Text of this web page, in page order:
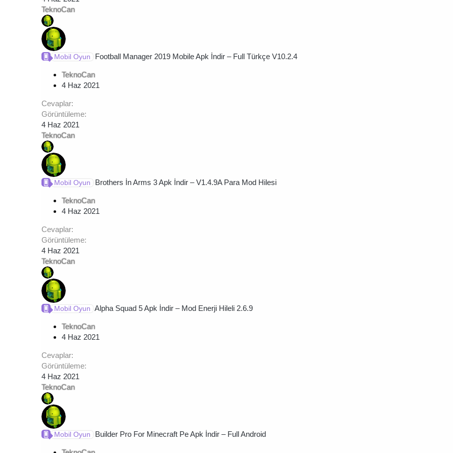
TeknoCan
Mobil Oyun Football Manager 2019 Mobile Apk İndir – Full Türkçe V10.2.4
TeknoCan
4 Haz 2021
Cevaplar
Görüntüleme
4 Haz 2021
TeknoCan
Mobil Oyun Brothers İn Arms 3 Apk İndir – V1.4.9A Para Mod Hilesi
TeknoCan
4 Haz 2021
Cevaplar
Görüntüleme
4 Haz 2021
TeknoCan
Mobil Oyun Alpha Squad 5 Apk İndir – Mod Enerji Hileli 2.6.9
TeknoCan
4 Haz 2021
Cevaplar
Görüntüleme
4 Haz 2021
TeknoCan
Mobil Oyun Builder Pro For Minecraft Pe Apk İndir – Full Android